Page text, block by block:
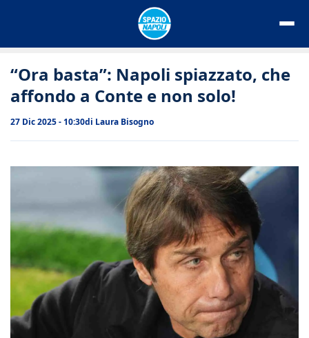
“Ora basta”: Napoli spiazzato, che
affondo a Conte e non solo!
27 Dic 2025 - 10:30di Laura Bisogno